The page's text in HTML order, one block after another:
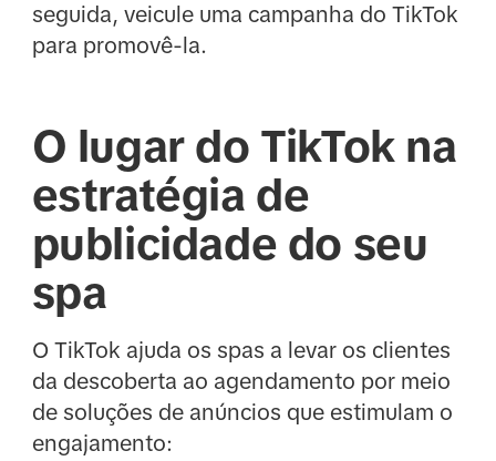
seguida, veicule uma campanha do TikTok
para promovê-la.
O lugar do TikTok na
estratégia de
publicidade do seu
spa
O TikTok ajuda os spas a levar os clientes
da descoberta ao agendamento por meio
de soluções de anúncios que estimulam o
engajamento: